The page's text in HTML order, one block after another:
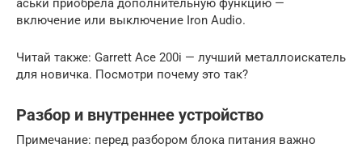
включение или выключение Iron Audio.
Читай также: Garrett Ace 200i — лучший металлоискатель
для новичка. Посмотри почему это так?
Разбор и внутреннее устройство
Примечание: перед разбором блока питания важно